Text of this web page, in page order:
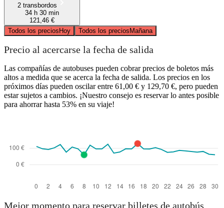
2 transbordos
34 h 30 min
121,46 €
Todos los preciosHoy Todos los preciosMañana
Precio al acercarse la fecha de salida
Las compañías de autobuses pueden cobrar precios de boletos más
altos a medida que se acerca la fecha de salida. Los precios en los
próximos días pueden oscilar entre 61,00 € y 129,70 €, pero pueden
estar sujetos a cambios. ¡Nuestro consejo es reservar lo antes posible
para ahorrar hasta 53% en su viaje!
Mejor momento para reservar billetes de autobús